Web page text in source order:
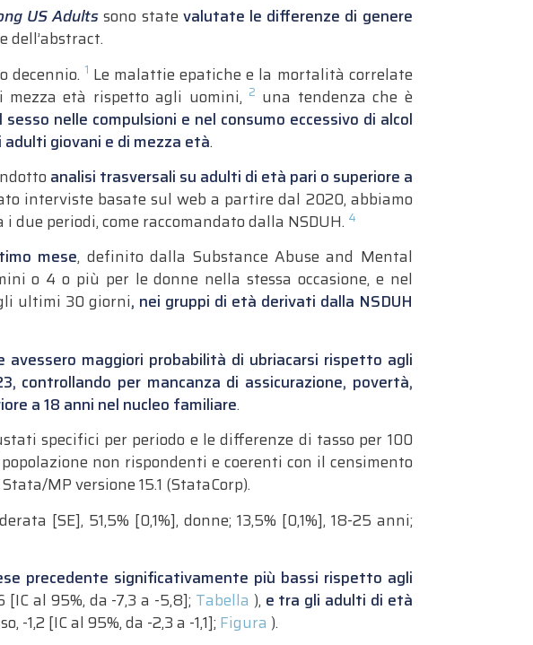
US Adults sono state valutate le differenze di genere
dell’abstract.
decennio. 1 Le malattie epatiche e la mortalità correlate
età rispetto agli uomini, 2 una tendenza che è
nelle compulsioni e nel consumo eccessivo di alcol
giovani e di mezza età.
analisi trasversali su adulti di età pari o superiore a
interviste basate sul web a partire dal 2020, abbiamo
periodi, come raccomandato dalla NSDUH. 4
mese, definito dalla Substance Abuse and Mental
o 4 o più per le donne nella stessa occasione, e nel
ultimi 30 giorni, nei gruppi di età derivati ​​dalla NSDUH
avessero maggiori probabilità di ubriacarsi rispetto agli
controllando per mancanza di assicurazione, povertà,
a 18 anni nel nucleo familiare.
specifici per periodo e le differenze di tasso per 100
non rispondenti e coerenti con il censimento
MP versione 15.1 (StataCorp).
[SE], 51,5% [0,1%], donne; 13,5% [0,1%], 18-25 anni;
precedente significativamente più bassi rispetto agli
al 95%, da -7,3 a -5,8]; Tabella ), e tra gli adulti di età
-1,2 [IC al 95%, da -2,3 a -1,1]; Figura ).